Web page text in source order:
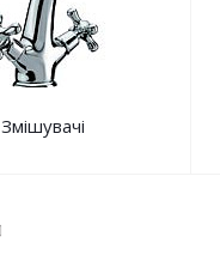
Змішувачі